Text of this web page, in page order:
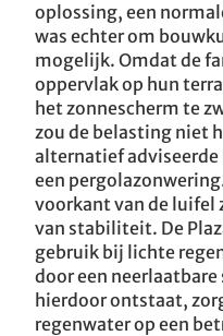
oplossing, een
was echter om
mogelijk. Omdat de
oppervlak op hun
het zonnescherm te
zou de belasting niet
alternatief
een
voorkant van de luifel
van stabiliteit. De
gebruik bij lichte
door een
hierdoor ontstaat,
regenwater op een